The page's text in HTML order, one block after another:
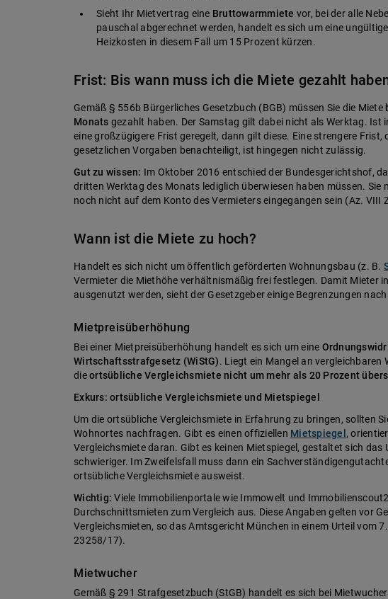
Sieht Ihr Mietvertrag eine Bruttowarmmiete vor, bei der alle
pauschal abgerechnet werden, handelt es sich um eine
Heizkosten in diesem Fall um 15 Prozent kürzen.
Frist: Bis wann muss ich die Miete gezahlt
Gemäß § 556b Bürgerliches Gesetzbuch (BGB) müssen Sie die Miete
Monats gezahlt haben. Der Samstag gilt dabei nicht als Werktag. Ist
eine großzügigere Frist geregelt, dann gilt diese. Eine strengere Frist,
gesetzlichen Vorgaben benachteiligt, ist hingegen nicht zulässig.
Gut zu wissen: Im Oktober 2016 entschied der Bundesgerichtshof,
dritten Werktag des Monats lediglich überwiesen haben müssen. Sie
noch nicht auf dem Konto des Vermieters eingegangen sein (Az. VIII
Wann ist die Miete zu hoch?
Handelt es sich nicht um öffentlich geförderten Wohnungsbau (z. B.
Vermieter die Miethöhe verhältnismäßig frei festlegen. Damit Mieter
ausgenutzt werden, sieht der Gesetzgeber einige Begrenzungen nach
Mietpreisüberhöhung
Bei einer Mietpreisüberhöhung handelt es sich um eine
Wirtschaftsstrafgesetz (WiStG). Liegt ein Mangel an vergleichbaren
dieortsübliche Vergleichsmiete nicht um mehr als 20 Prozent
Exkurs: ortsübliche Vergleichsmiete und Mietspiegel
Um die ortsübliche Vergleichsmiete in Erfahrung zu bringen, sollten
Wohnortes nachfragen. Gibt es einen offiziellen Mietspiegel ,
Vergleichsmiete daran. Gibt es keinen Mietspiegel, gestaltet sich das
schwieriger. Im Zweifelsfall muss dann ein
ortsübliche Vergleichsmiete ausweist.
Wichtig: Viele Immobilienportale wie Immowelt und
Durchschnittsmieten zum Vergleich aus. Diese Angaben gelten vor
Vergleichsmieten, so das Amtsgericht München in einem Urteil vom
23258/17).
Mietwucher
Gemäß § 291 Strafgesetzbuch (StGB) handelt es sich bei